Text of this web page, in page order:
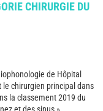
CHIRURGIE DU
de Hôpital
le chirurgien principal dans
la classement 2019 du
et des sinus ».